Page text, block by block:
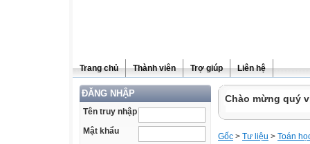
Trang chủ Thành viên Trợ giúp Liên hệ
ĐĂNG NHẬP
Tên truy nhập
Mật khẩu
Chào mừng quý
Gốc > Tư liệu > Toán